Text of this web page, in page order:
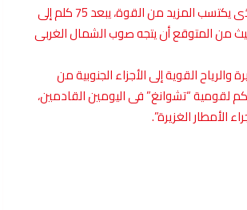
وقال المركز الوطنى للأرصاد الجوية الصينية إن “مركز الأعصار “سون-تين”، الذى يكتسب المزيد من القوة، يبعد 75 كلم إلى
من المتوقع أن يتجه صوب الشمال الغربى
القوية إلى الأجزاء الجنوبية من
لقومية “تشوانغ” فى اليومين القادمين،
الأمطار الغزيرة”.